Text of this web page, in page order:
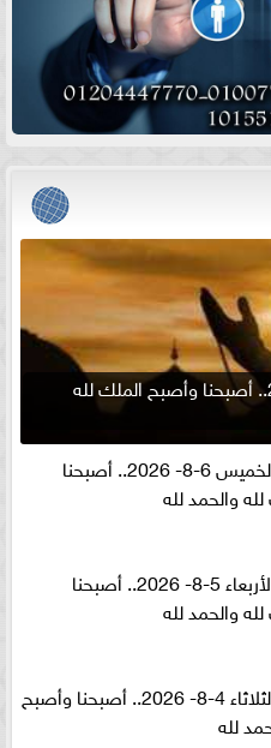
أذكار الصباح السبت 8 -8- 2026.. أصبحنا وأصبح الملك لله
أذكار الصباح الخميس 6-8- 2026.. أصبحنا
والحمد لله
أذكار الصباح الأربعاء 5-8- 2026.. أصبحنا
والحمد لله
أذكار الصباح الثلاثاء 4-8- 2026.. أصبحنا وأصبح
لله